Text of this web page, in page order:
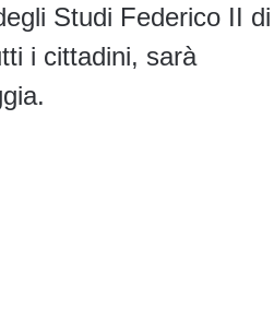
Studi Federico II di
i cittadini, sarà